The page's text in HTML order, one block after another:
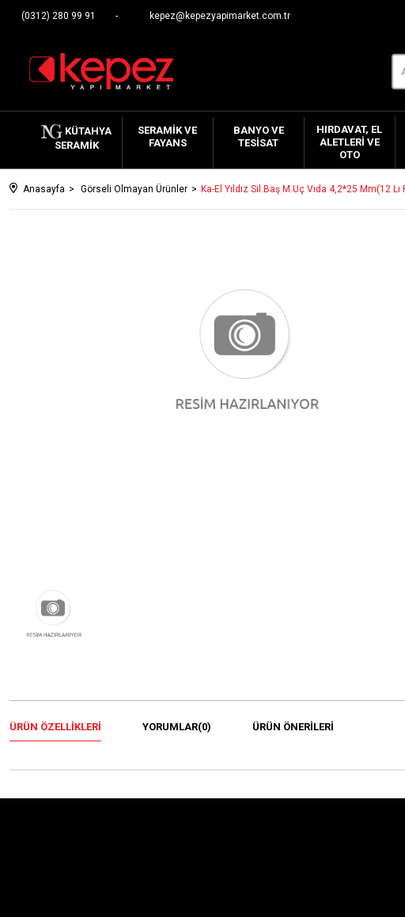
(0312) 280 99 91 kepez@kepezyapimarket.com.tr
KÜTAHYA
SERAMIK
SERAMIK VE
FAYANS
BANYO VE
TESISAT
HIRDAVAT, EL
ALETLERI VE
OTO
Anasayfa Görseli Olmayan Ürünler Ka-El Yıldız Sil.Baş M.Uç Vıda 4,2*25 Mm(12 Lı
ÜRÜN ÖZELLIKLERI YORUMLAR(0) ÜRÜN ÖNERILERI